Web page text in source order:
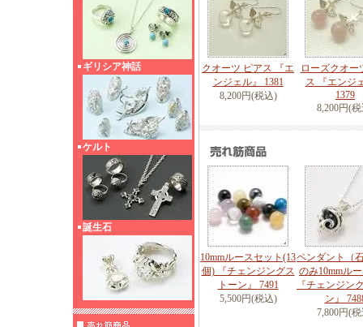
ギリシア神話
ケルト
誕生石
クオーツ ピアス 『エ
ンジェル』 1381
8,200円(税込)
ローズクオー
ス 『エンジ
1379
8,200円(
10mmルースセット(13
個) 『チェンジングス
トーン』 7491
5,500円(税込)
ペンダント（
のみ10mmル
『チェンジン
ン』
7,800円(